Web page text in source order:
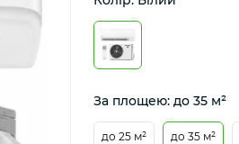
За площею: до 35 м²
до 25 м² до 35 м²